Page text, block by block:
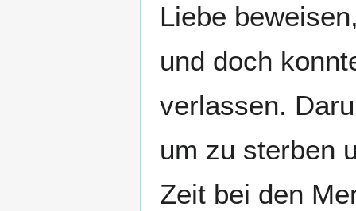
Liebe
und doch
verlassen.
um zu sterben
Zeit bei den